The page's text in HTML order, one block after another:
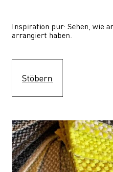
Inspiration pur: Sehen, wie
arrangiert haben.
Stöbern